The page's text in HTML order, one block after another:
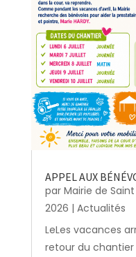
APPEL AUX
par Mairie de
2026 | Actualités
LeLes vacances
retour du